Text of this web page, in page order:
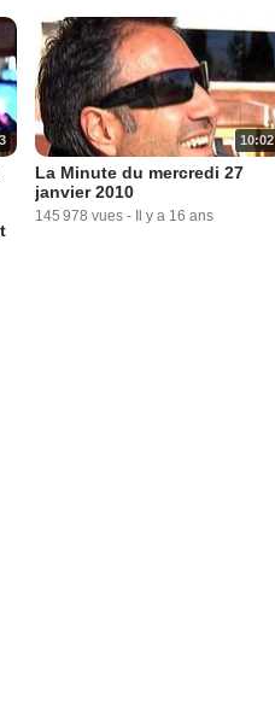
10:02
La Minute du mercredi 27
janvier 2010
145 978 vues - Il y a 16 ans